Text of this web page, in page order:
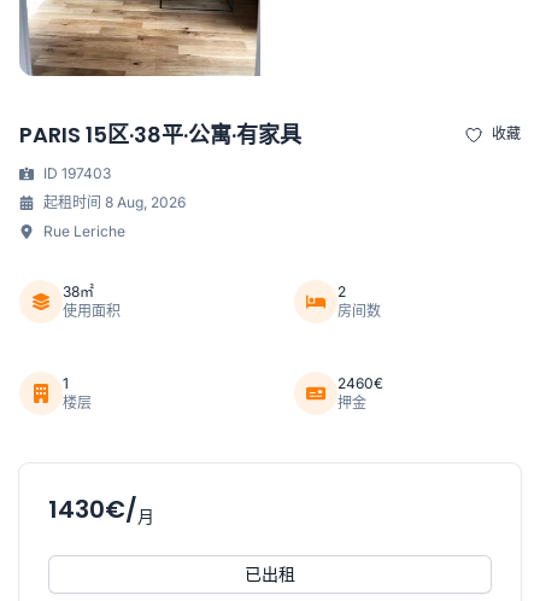
PARIS 15区·38平·公寓·有家具 收藏
ID 197403
起租时间 8 Aug, 2026
Rue Leriche
38㎡
使用面积
2
房间数
1
楼层
2460€
押金
1430€/月
已出租